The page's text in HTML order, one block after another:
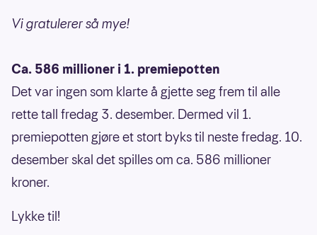
Vi gratulerer så mye!
Ca. 586 millioner i 1. premiepotten
Det var ingen som klarte å gjette seg frem til alle
rette tall fredag 3. desember. Dermed vil 1.
premiepotten gjøre et stort byks til neste fredag. 10.
desember skal det spilles om ca. 586 millioner
kroner.
Lykke til!